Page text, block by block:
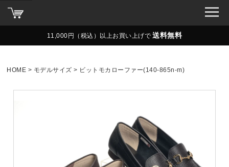
11,000円（税込）以上お買い上げで 送料無料
HOME モデルサイズ ビットモカローファー(140-865n-m)